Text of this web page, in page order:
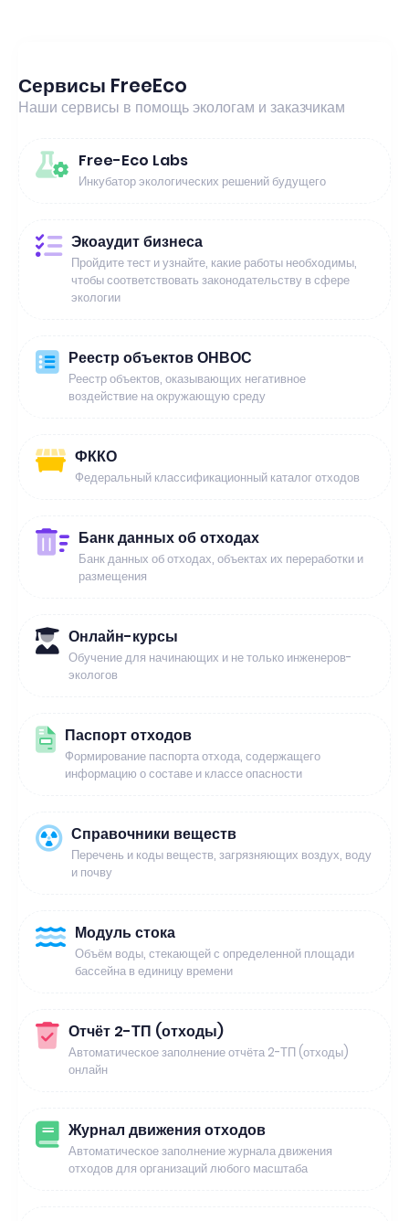
Сервисы FreeEco
Наши сервисы в помощь экологам и заказчикам
Free-Eco Labs
Инкубатор экологических решений будущего
Экоаудит бизнеса
Пройдите тест и узнайте, какие работы необходимы,
чтобы соответствовать законодательству в сфере
экологии
Реестр объектов ОНВОС
Реестр объектов, оказывающих негативное
воздействие на окружающую среду
ФККО
Федеральный классификационный каталог отходов
Банк данных об отходах
Банк данных об отходах, объектах их переработки и
размещения
Онлайн-курсы
Обучение для начинающих и не только инженеров-
экологов
Паспорт отходов
Формирование паспорта отхода, содержащего
информацию о составе и классе опасности
Справочники веществ
Перечень и коды веществ, загрязняющих воздух, воду
и почву
Модуль стока
Объём воды, стекающей с определенной площади
бассейна в единицу времени
Отчёт 2-ТП (отходы)
Автоматическое заполнение отчёта 2-ТП (отходы)
онлайн
Журнал движения отходов
Автоматическое заполнение журнала движения
отходов для организаций любого масштаба